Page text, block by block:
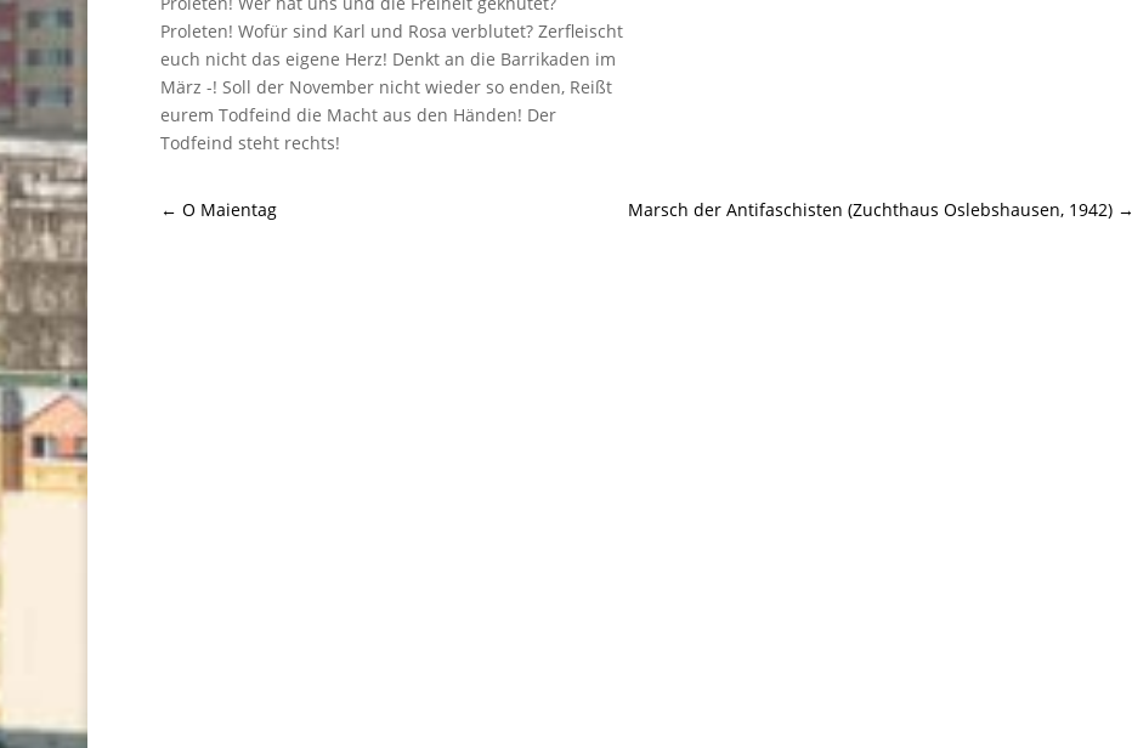
Proleten! Wofür sind Karl und Rosa verblutet? Zerfleischt
euch nicht das eigene Herz! Denkt an die Barrikaden im
März -! Soll der November nicht wieder so enden, Reißt
eurem Todfeind die Macht aus den Händen! Der
Todfeind steht rechts!
← O Maientag Marsch der Antifaschisten (Zuchthaus Oslebshausen, 1942)→